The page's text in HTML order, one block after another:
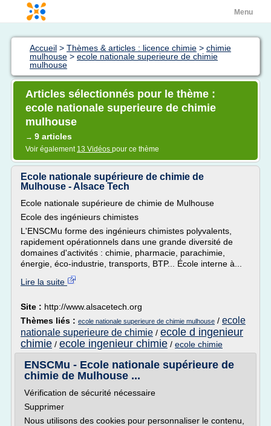
Menu
Accueil > Thèmes & articles : licence chimie > chimie
mulhouse > ecole nationale superieure de chimie
mulhouse
Articles sélectionnés pour le thème :
ecole nationale superieure de chimie
mulhouse
→ 9 articles
Voir également 13 Vidéos pour ce thème
Ecole nationale supérieure de chimie de
Mulhouse - Alsace Tech
Ecole nationale supérieure de chimie de Mulhouse
Ecole des ingénieurs chimistes
L'ENSCMu forme des ingénieurs chimistes polyvalents,
rapidement opérationnels dans une grande diversité de
domaines d'activités : chimie, pharmacie, parachimie,
énergie, éco-industrie, transports, BTP... École interne à...
Lire la suite
Site : http://www.alsacetech.org
Thèmes liés : ecole nationale superieure de chimie mulhouse / ecole
nationale superieure de chimie / ecole d ingenieur
chimie / ecole ingenieur chimie / ecole chimie
ENSCMu - Ecole nationale supérieure de
chimie de Mulhouse ...
Vérification de sécurité nécessaire
Supprimer
Nous utilisons des cookies pour personnaliser le contenu,